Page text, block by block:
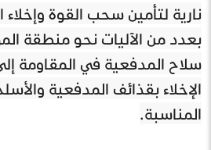
نارية لتأمين سحب القوة وإخلاء
بعدد من الآليات نحو منطقة
سلاح المدفعية في المقاومة
الإخلاء بقذائف المدفعية
المناسبة.